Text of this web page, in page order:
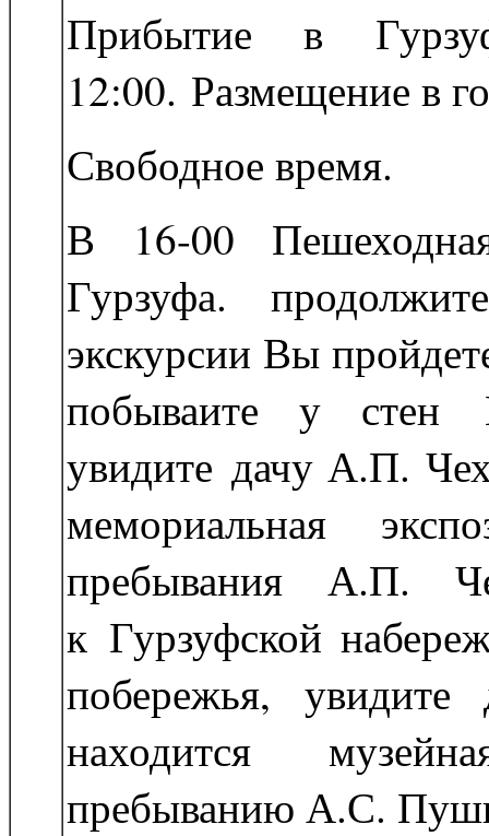
Прибытие в
12:00. Размещение в
Свободное время.
В 16-00
Гурзуфа.
экскурсии Вы
побываите у стен
увидите дачу А.П.
мемориальная
пребывания А.П.
к Гурзуфской
побережья,
находится
пребыванию А.С.